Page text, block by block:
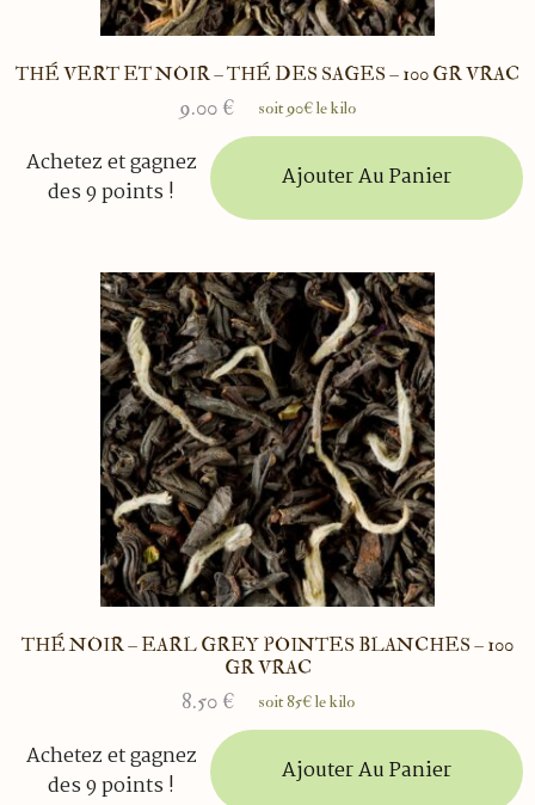
THÉ VERT ET NOIR – THÉ DES SAGES – 100 GR VRAC
9.00 € soit 90€ le kilo
Achetez et gagnez
des 9 points !
Ajouter Au Panier
THÉ NOIR – EARL GREY POINTES BLANCHES – 100
GR VRAC
8.50 € soit 85€ le kilo
Achetez et gagnez
des 9 points !
Ajouter Au Panier